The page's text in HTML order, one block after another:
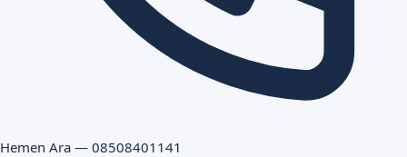
Hemen Ara — 08508401141